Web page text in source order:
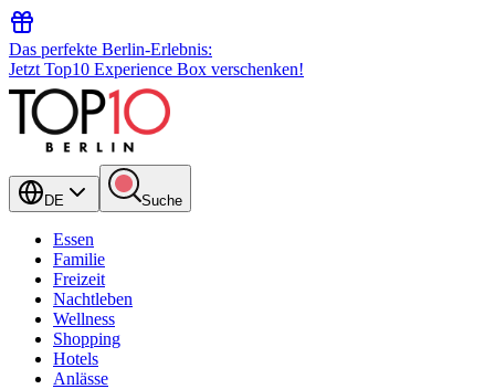
Das perfekte Berlin-Erlebnis:
Jetzt Top10 Experience Box verschenken!
DE Suche
Essen
Familie
Freizeit
Nachtleben
Wellness
Shopping
Hotels
Anlässe